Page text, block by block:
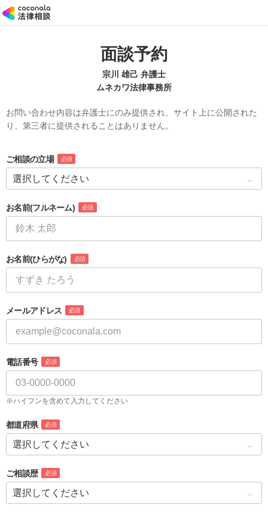
面談予約
宗川 雄己 弁護士
ムネカワ法律事務所
お問い合わせ内容は弁護士にのみ提供され、サイト上に公開された
り、第三者に提供されることはありません。
ご相談の立場 必須
お名前(フルネーム) 必須
お名前(ひらがな) 必須
メールアドレス 必須
電話番号 必須
※ハイフンを含めて入力してください
都道府県 必須
ご相談歴 必須